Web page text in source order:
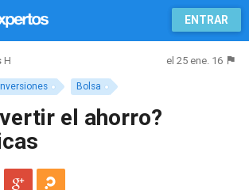
ENTRAR
Inversiones Bolsa
H el 25 ene. 16
el ahorro?